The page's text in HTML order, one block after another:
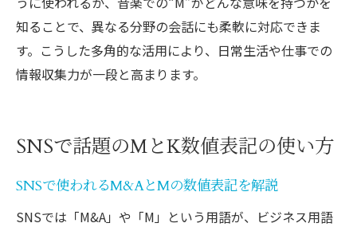
知ることで、異なる分野の会話にも柔軟に対応できま
す。こうした多角的な活用により、日常生活や仕事での
情報収集力が一段と高まります。
SNSで話題のMとK数値表記の使い方
SNSで使われるM&AとMの数値表記を解説
SNSでは「M&A」や「M」という用語が、ビジネス用語